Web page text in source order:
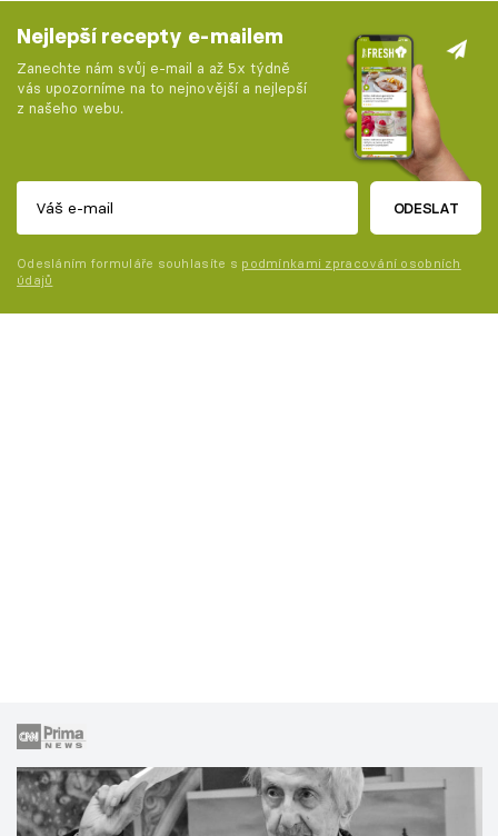
Nejlepší recepty e-mailem
Zanechte nám svůj e-mail a až 5x týdně
vás upozorníme na to nejnovější a nejlepší
z našeho webu.
ODESLAT
Odesláním formuláře souhlasíte s podmínkami zpracování osobních
údajů